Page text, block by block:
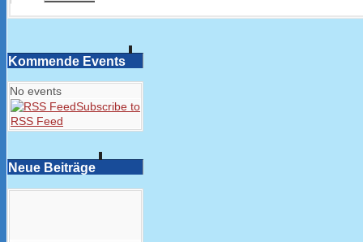
Kommende Events
No events
Subscribe to
RSS Feed
Neue Beiträge